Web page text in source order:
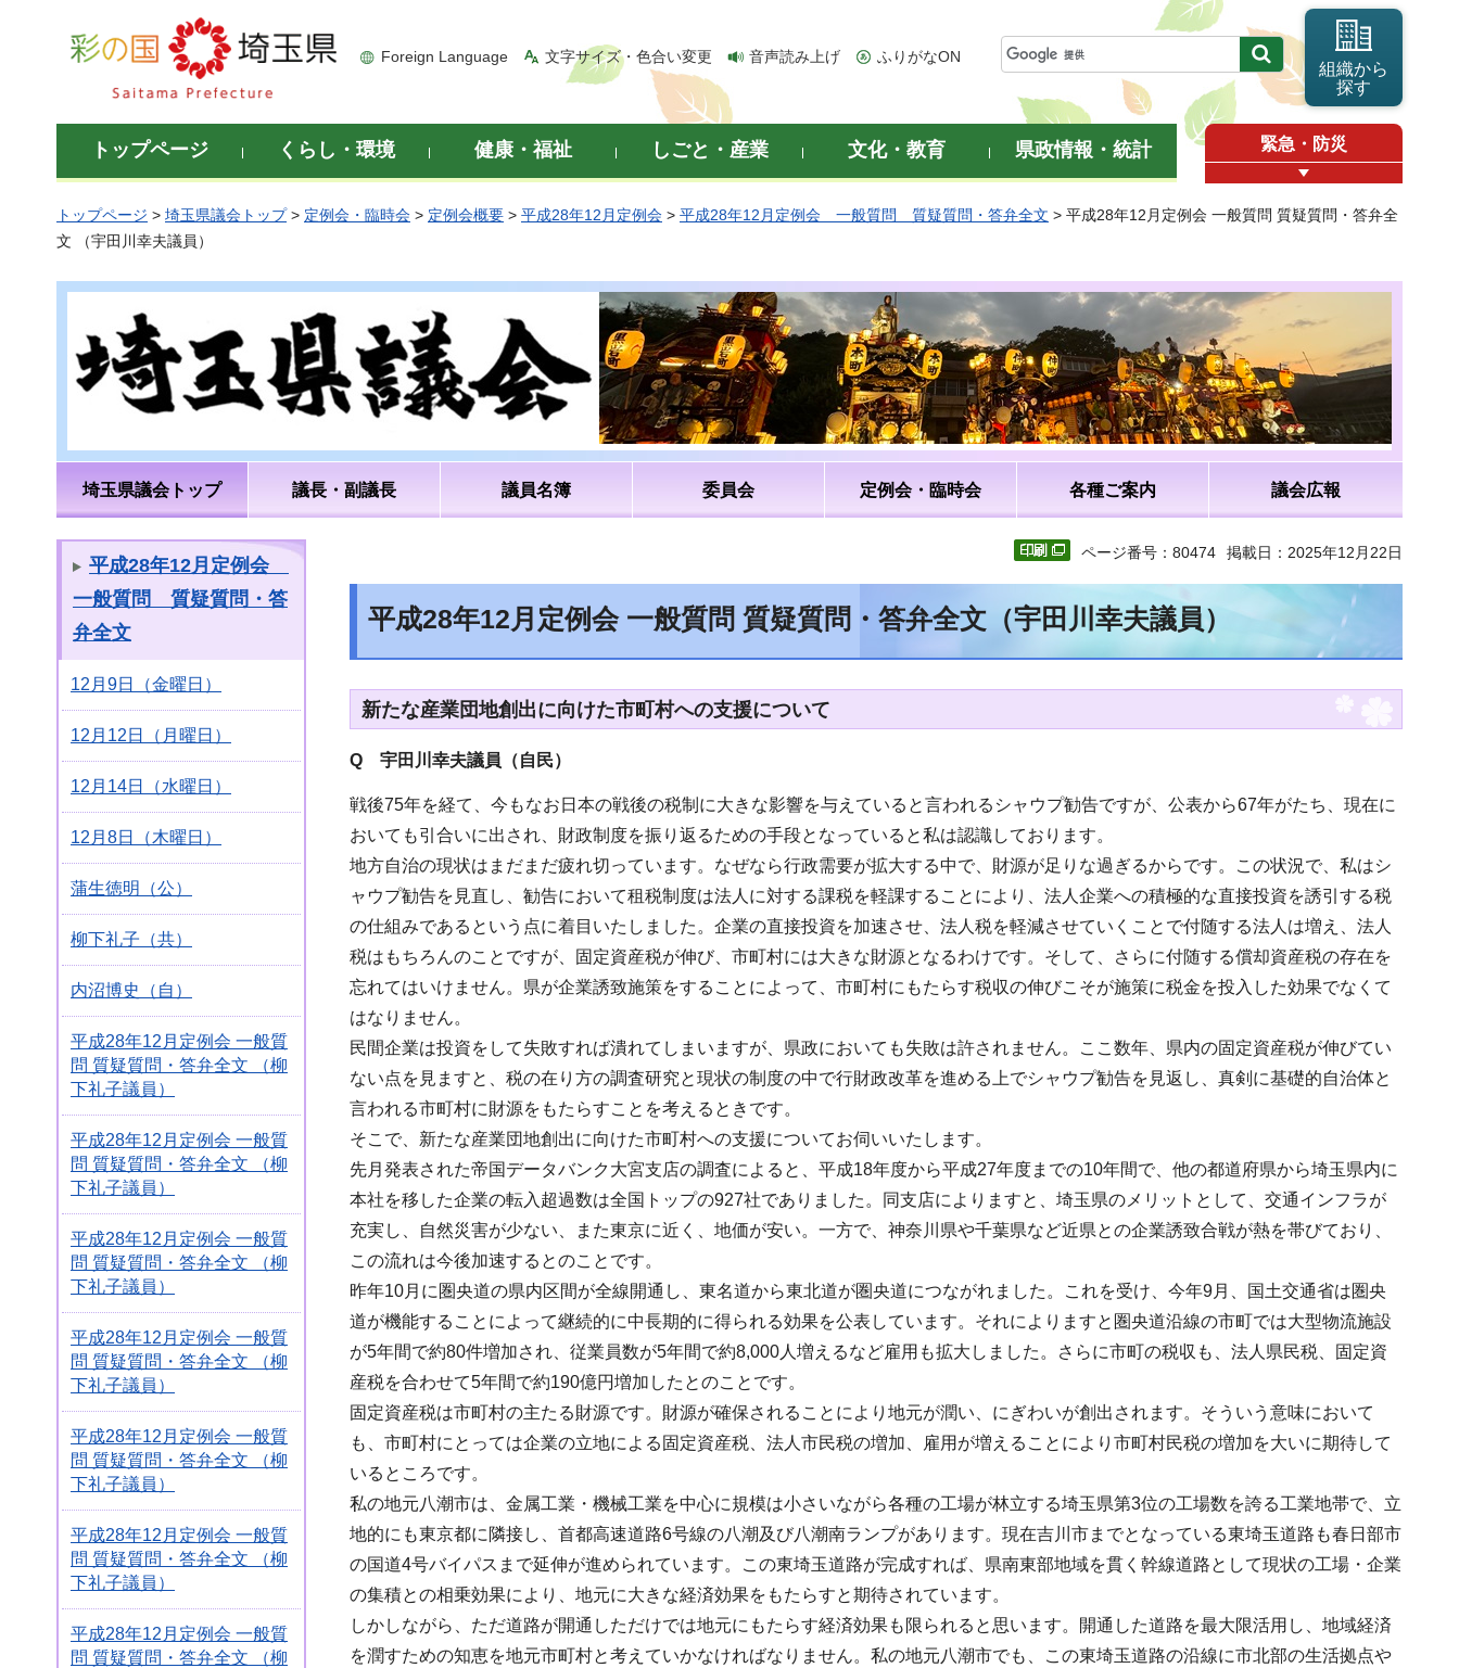
彩の国 埼玉県
Foreign Language 文字サイズ・色合い変更 音声読み上げ ふりがなON
組織から
探す
トップページ くらし・環境 健康・福祉 しごと・産業 文化・教育 県政情報・統計 緊急・防災
トップページ > 埼玉県議会トップ> 定例会・臨時会 > 定例会概要 > 平成28年12月定例会 > 平成28年12月定例会 一般質問 質疑質問・答弁全文 > 平成28年12月定例会 一般質問 質疑質問・答弁全
文 （宇田川幸夫議員）
埼玉県議会トップ 議長・副議長 議員名簿 委員会 定例会・臨時会 各種ご案内 議会広報
平成28年12月定例会
一般質問 質疑質問・答
弁全文
12月9日（金曜日）
12月12日（月曜日）
12月14日（水曜日）
12月8日（木曜日）
蒲生徳明（公）
柳下礼子（共）
内沼博史（自）
平成28年12月定例会 一般質
問 質疑質問・答弁全文 （柳
下礼子議員）
平成28年12月定例会 一般質
問 質疑質問・答弁全文 （柳
下礼子議員）
平成28年12月定例会 一般質
問 質疑質問・答弁全文 （柳
下礼子議員）
平成28年12月定例会 一般質
問 質疑質問・答弁全文 （柳
下礼子議員）
平成28年12月定例会 一般質
問 質疑質問・答弁全文 （柳
下礼子議員）
平成28年12月定例会 一般質
問 質疑質問・答弁全文 （柳
下礼子議員）
平成28年12月定例会 一般質
問 質疑質問・答弁全文 （柳
ページ番号：80474 掲載日：2025年12月22日
平成28年12月定例会 一般質問 質疑質問・答弁全文（宇田川幸夫議員）
新たな産業団地創出に向けた市町村への支援について
Q 宇田川幸夫議員（自民）
戦後75年を経て、今もなお日本の戦後の税制に大きな影響を与えていると言われるシャウプ勧告ですが、公表から67年がたち、現在に
おいても引合いに出され、財政制度を振り返るための手段となっていると私は認識しております。
地方自治の現状はまだまだ疲れ切っています。なぜなら行政需要が拡大する中で、財源が足りな過ぎるからです。この状況で、私はシ
ャウプ勧告を見直し、勧告において租税制度は法人に対する課税を軽課することにより、法人企業への積極的な直接投資を誘引する税
の仕組みであるという点に着目いたしました。企業の直接投資を加速させ、法人税を軽減させていくことで付随する法人は増え、法人
税はもちろんのことですが、固定資産税が伸び、市町村には大きな財源となるわけです。そして、さらに付随する償却資産税の存在を
忘れてはいけません。県が企業誘致施策をすることによって、市町村にもたらす税収の伸びこそが施策に税金を投入した効果でなくて
はなりません。
民間企業は投資をして失敗すれば潰れてしまいますが、県政においても失敗は許されません。ここ数年、県内の固定資産税が伸びてい
ない点を見ますと、税の在り方の調査研究と現状の制度の中で行財政改革を進める上でシャウプ勧告を見返し、真剣に基礎的自治体と
言われる市町村に財源をもたらすことを考えるときです。
そこで、新たな産業団地創出に向けた市町村への支援についてお伺いいたします。
先月発表された帝国データバンク大宮支店の調査によると、平成18年度から平成27年度までの10年間で、他の都道府県から埼玉県内に
本社を移した企業の転入超過数は全国トップの927社でありました。同支店によりますと、埼玉県のメリットとして、交通インフラが
充実し、自然災害が少ない、また東京に近く、地価が安い。一方で、神奈川県や千葉県など近県との企業誘致合戦が熱を帯びており、
この流れは今後加速するとのことです。
昨年10月に圏央道の県内区間が全線開通し、東名道から東北道が圏央道につながれました。これを受け、今年9月、国土交通省は圏央
道が機能することによって継続的に中長期的に得られる効果を公表しています。それによりますと圏央道沿線の市町では大型物流施設
が5年間で約80件増加され、従業員数が5年間で約8,000人増えるなど雇用も拡大しました。さらに市町の税収も、法人県民税、固定資
産税を合わせて5年間で約190億円増加したとのことです。
固定資産税は市町村の主たる財源です。財源が確保されることにより地元が潤い、にぎわいが創出されます。そういう意味において
も、市町村にとっては企業の立地による固定資産税、法人市民税の増加、雇用が増えることにより市町村民税の増加を大いに期待して
いるところです。
私の地元八潮市は、金属工業・機械工業を中心に規模は小さいながら各種の工場が林立する埼玉県第3位の工場数を誇る工業地帯で、立
地的にも東京都に隣接し、首都高速道路6号線の八潮及び八潮南ランプがあります。現在吉川市までとなっている東埼玉道路も春日部市
の国道4号バイパスまで延伸が進められています。この東埼玉道路が完成すれば、県南東部地域を貫く幹線道路として現状の工場・企業
の集積との相乗効果により、地元に大きな経済効果をもたらすと期待されています。
しかしながら、ただ道路が開通しただけでは地元にもたらす経済効果も限られると思います。開通した道路を最大限活用し、地域経済
を潤すための知恵を地元市町村と考えていかなければなりません。私の地元八潮市でも、この東埼玉道路の沿線に市北部の生活拠点や